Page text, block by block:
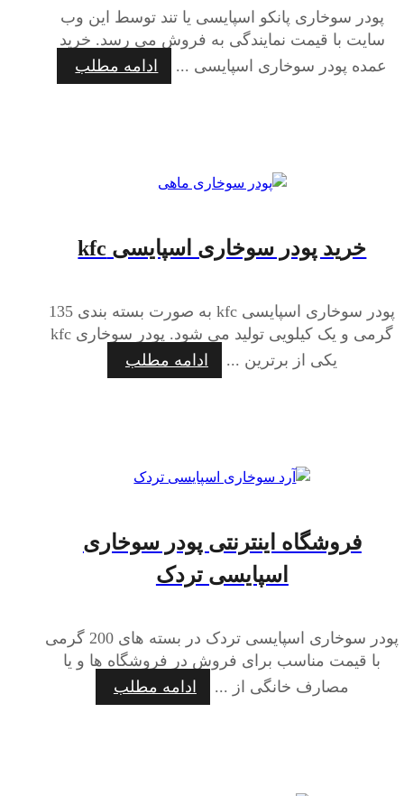
پودر سوخاری پانکو اسپایسی یا تند توسط این وب
سایت با قیمت نمایندگی به فروش می رسد. خرید
عمده پودر سوخاری اسپایسی ...
ادامه مطلب
خرید پودر سوخاری اسپایسی kfc
پودر سوخاری اسپایسی kfc به صورت بسته بندی 135
گرمی و یک کیلویی تولید می شود. پودر سوخاری kfc
یکی از برترین ...
ادامه مطلب
فروشگاه اینترنتی پودر سوخاری
اسپایسی تردک
پودر سوخاری اسپایسی تردک در بسته های 200 گرمی
با قیمت مناسب برای فروش در فروشگاه ها و یا
مصارف خانگی از ...
ادامه مطلب